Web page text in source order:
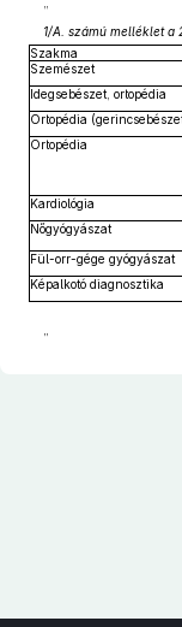
1/A. számú melléklet a
Szakma
Szemészet
Idegsebészet, ortopédia
Ortopédia
Ortopédia
Kardiológia
Nőgyógyászat
Fül-orr-gége gyógyászat
Képalkotó diagnosztika
”